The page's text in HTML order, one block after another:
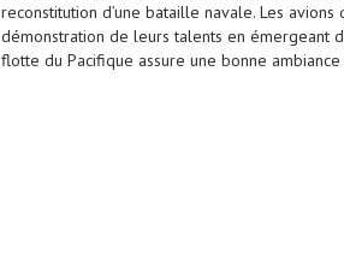
reconstitution d’une bataille navale. Les
démonstration de leurs talents en émergeant
flotte du Pacifique assure une bonne